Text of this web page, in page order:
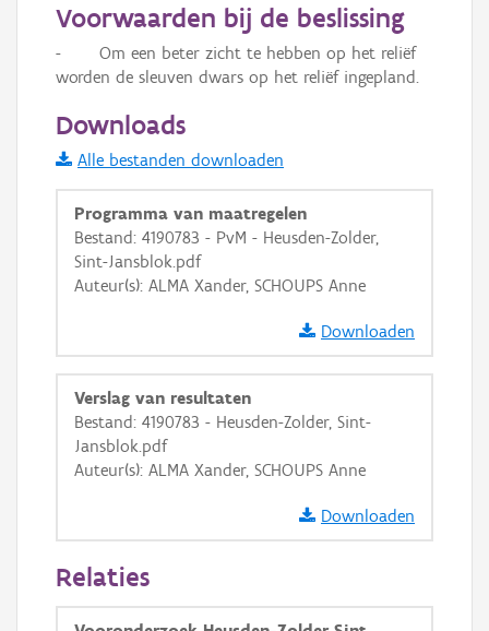
Informatie Vlaanderen
i
+ −
OSM-Basiskaart
Ortho
GRB-Basiskaart
GRB-Basiskaart in grijswaarden
Voorwaarden bij de beslissing
-	Om een beter zicht te hebben op het reliëf
worden de sleuven dwars op het reliëf ingepland.
Downloads
Alle bestanden downloaden
Programma van maatregelen
Bestand: 4190783 - PvM - Heusden-Zolder,
Sint-Jansblok.pdf
Auteur(s): ALMA Xander, SCHOUPS Anne
Downloaden
Verslag van resultaten
Bestand: 4190783 - Heusden-Zolder, Sint-
Jansblok.pdf
Auteur(s): ALMA Xander, SCHOUPS Anne
Downloaden
Relaties